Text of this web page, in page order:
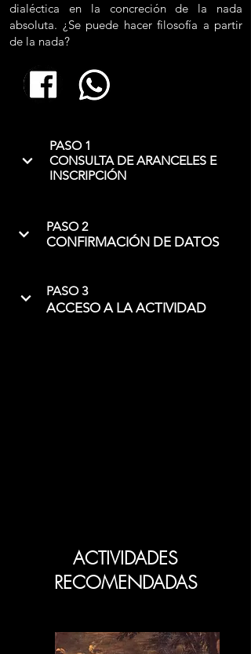
dialéctica en la concreción de la nada
absoluta. ¿Se puede hacer filosofía a partir
de la nada?
PASO 1
CONSULTA DE ARANCELES E
INSCRIPCIÓN
PASO 2
CONFIRMACIÓN DE DATOS
PASO 3
ACCESO A LA ACTIVIDAD
ACTIVIDADES
RECOMENDADAS